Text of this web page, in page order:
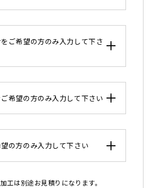
ご希望の方のみ入力して下さ
希望の方のみ入力して下さい
の方のみ入力して下さい
工は別途お見積りになります。